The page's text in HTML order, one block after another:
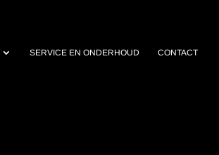
SERVICE EN ONDERHOUD CONTACT